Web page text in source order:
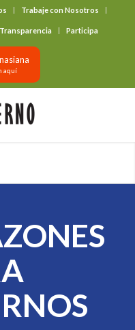
Trabaje con Nosotros
Transparencia Participa
aquí